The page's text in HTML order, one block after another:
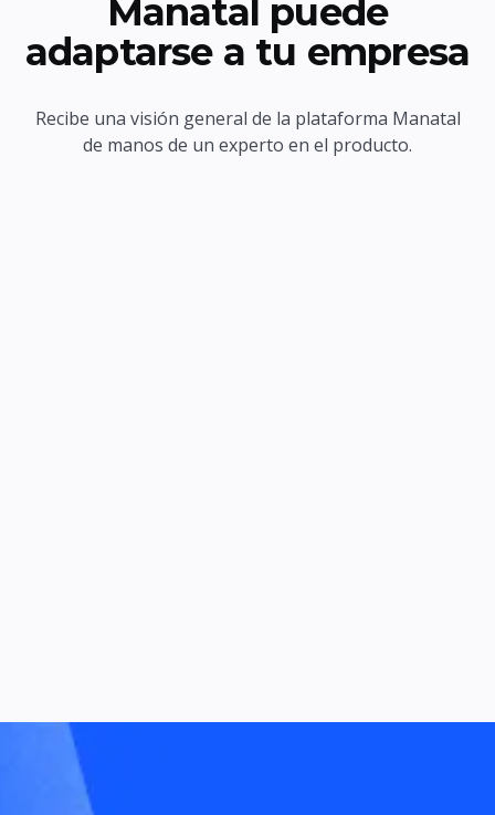
Manatal puede
adaptarse a tu empresa
Recibe una visión general de la plataforma Manatal
de manos de un experto en el producto.